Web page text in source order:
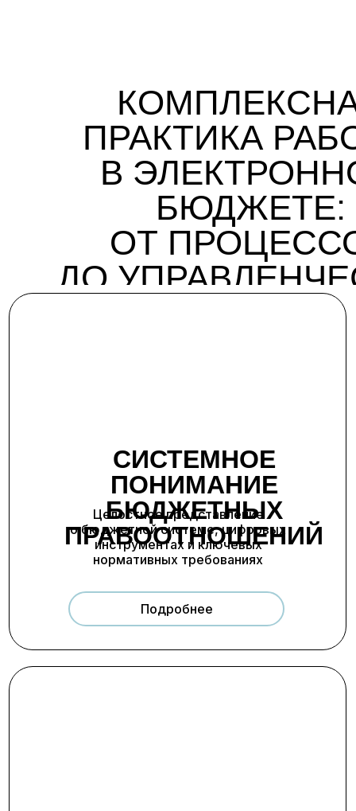
ПРАКТИКА
В
БЮДЖЕТЕ:
ОТ
ДО
РЕШЕНИЙ
Подробнее
СИСТЕМНОЕ
ПОНИМАНИЕ
БЮДЖЕТНЫХ
ПРАВООТНОШЕНИЙ
Целостное представление
о бюджетной системе, цифровых
инструментах и ключевых
нормативных требованиях